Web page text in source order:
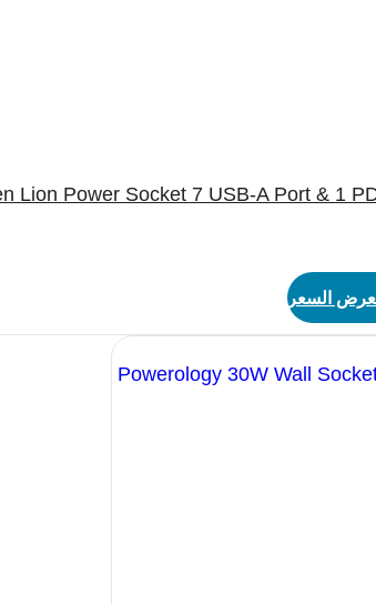
Lion Power Socket 7 USB-A Port & 1
السعر